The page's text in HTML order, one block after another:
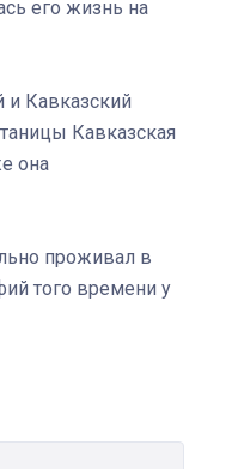
его жизнь на
и Кавказский
Кавказская
она
проживал в
того времени у
огня. Казак
свою детскую